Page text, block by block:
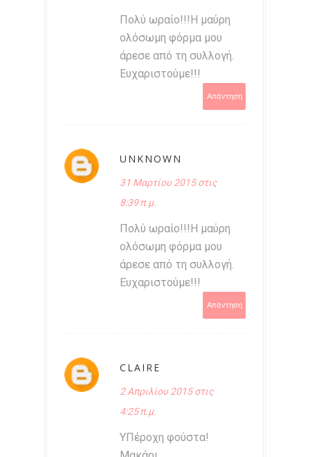
Πολύ ωραίο!!!Η μαύρη
ολόσωμη φόρμα μου
άρεσε από τη συλλογή.
Ευχαριστούμε!!!
Απάντηση
UNKNOWN
31 Μαρτίου 2015 στις
8:39 π.μ.
Πολύ ωραίο!!!Η μαύρη
ολόσωμη φόρμα μου
άρεσε από τη συλλογή.
Ευχαριστούμε!!!
Απάντηση
CLAIRE
2 Απριλίου 2015 στις
4:25 π.μ.
ΥΠέροχη φούστα!